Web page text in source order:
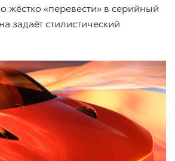
жёстко «перевести» в серийный
задаёт стилистический